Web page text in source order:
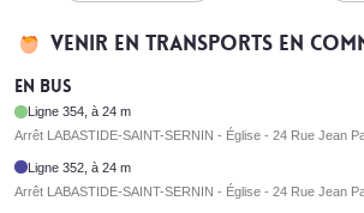
Venir en transports en
En bus
Ligne 354, à 24 m
Arrêt LABASTIDE-SAINT-SERNIN - Église - 24 Rue Jean
Ligne 352, à 24 m
Arrêt LABASTIDE-SAINT-SERNIN - Église - 24 Rue Jean